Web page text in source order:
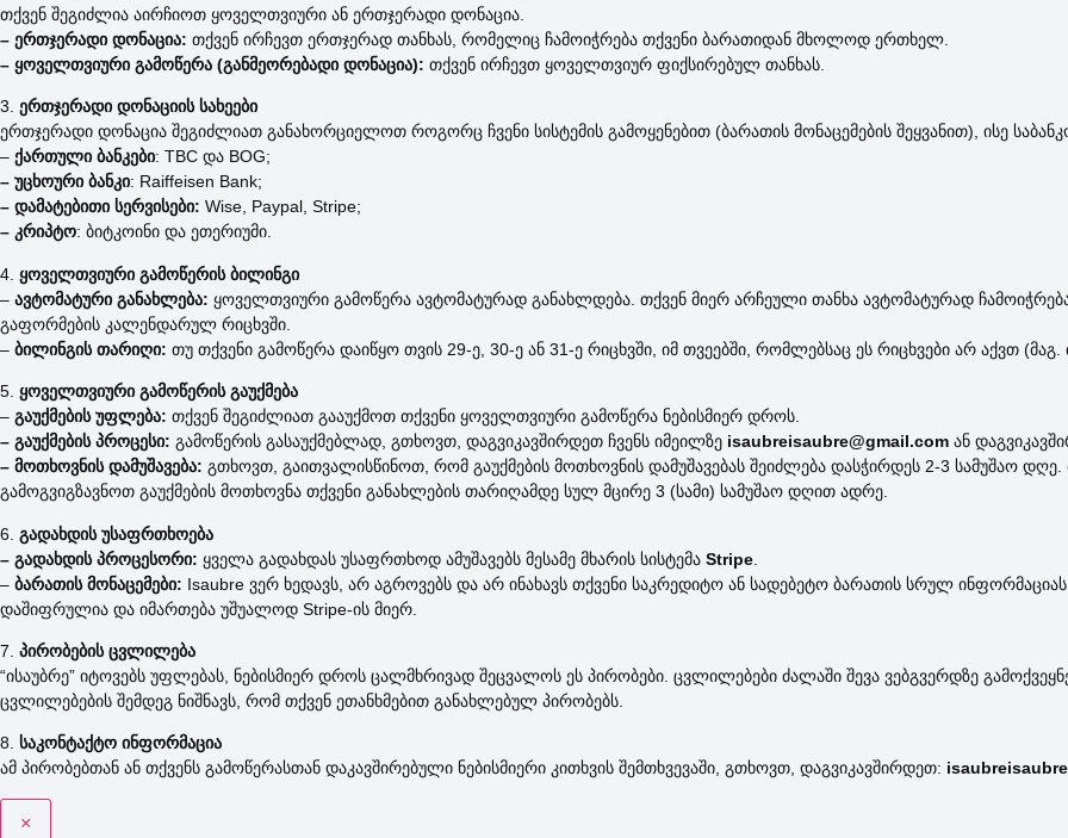
თქვენ შეგიძლია აირჩიოთ ყოველთვიური ან ერთჯერადი დონაცია.
– ერთჯერადი დონაცია: თქვენ ირჩევთ ერთჯერად თანხას, რომელიც ჩამოიჭრება თქვენი ბარათიდან მხოლოდ ერთხელ.
– ყოველთვიური გამოწერა (განმეორებადი დონაცია): თქვენ ირჩევთ ყოველთვიურ ფიქსირებულ თანხას.
3. ერთჯერადი დონაციის სახეები
ერთჯერადი დონაცია შეგიძლიათ განახორციელოთ როგორც ჩვენი სისტემის გამოყენებით (ბარათის მონაცემების შეყვანით), ისე
– ქართული ბანკები: TBC და BOG;
– უცხოური ბანკი: Raiffeisen Bank;
– დამატებითი სერვისები: Wise, Paypal, Stripe;
– კრიპტო: ბიტკოინი და ეთერიუმი.
4. ყოველთვიური გამოწერის ბილინგი
– ავტომატური განახლება: ყოველთვიური გამოწერა ავტომატურად განახლდება. თქვენ მიერ არჩეული თანხა ავტომატურად
გაფორმების კალენდარულ რიცხვში.
– ბილინგის თარიღი: თუ თქვენი გამოწერა დაიწყო თვის 29-ე, 30-ე ან 31-ე რიცხვში, იმ თვეებში, რომლებსაც ეს რიცხვები არ აქვთ
5. ყოველთვიური გამოწერის გაუქმება
– გაუქმების უფლება: თქვენ შეგიძლიათ გააუქმოთ თქვენი ყოველთვიური გამოწერა ნებისმიერ დროს.
– გაუქმების პროცესი: გამოწერის გასაუქმებლად, გთხოვთ, დაგვიკავშირდეთ ჩვენს იმეილზე isaubreisaubre@gmail.com ან
– მოთხოვნის დამუშავება: გთხოვთ, გაითვალისწინოთ, რომ გაუქმების მოთხოვნის დამუშავებას შეიძლება დასჭირდეს 2-3 სამუშაო
გამოგვიგზავნოთ გაუქმების მოთხოვნა თქვენი განახლების თარიღამდე სულ მცირე 3 (სამი) სამუშაო დღით ადრე.
6. გადახდის უსაფრთხოება
– გადახდის პროცესორი: ყველა გადახდას უსაფრთხოდ ამუშავებს მესამე მხარის სისტემა Stripe
– ბარათის მონაცემები: Isaubre ვერ ხედავს, არ აგროვებს და არ ინახავს თქვენი საკრედიტო ან სადებეტო ბარათის სრულ
დაშიფრულია და იმართება უშუალოდ Stripe-ის მიერ.
7. პირობების ცვლილება
“ისაუბრე” იტოვებს უფლებას, ნებისმიერ დროს ცალმხრივად შეცვალოს ეს პირობები. ცვლილებები ძალაში შევა ვებგვერდზე
ცვლილებების შემდეგ ნიშნავს, რომ თქვენ ეთანხმებით განახლებულ პირობებს.
8. საკონტაქტო ინფორმაცია
ამ პირობებთან ან თქვენს გამოწერასთან დაკავშირებული ნებისმიერი კითხვის შემთხვევაში, გთხოვთ, დაგვიკავშირდეთ:
×